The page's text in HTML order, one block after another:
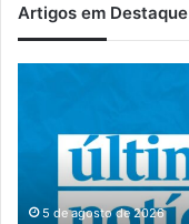
Artigos em Destaque
reconstrução
ponte5 de agosto de 2026